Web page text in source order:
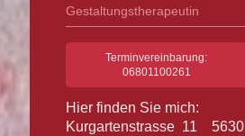
Gestaltungstherapeutin
Terminvereinbarung:
06801100261
Hier finden Sie mich:
Kurgartenstrasse 11 5630